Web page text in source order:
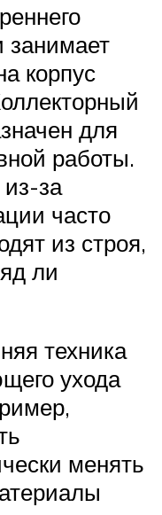
занимает
корпус
для
работы.
за
часто
из строя,
ли
техника
ухода
менять